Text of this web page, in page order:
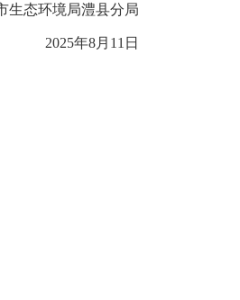
生态环境局澧县分局
2025年8月11日